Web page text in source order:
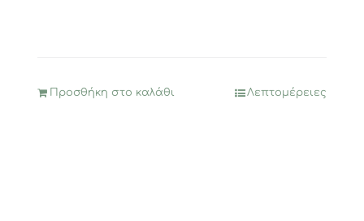
Προσθήκη στο καλάθι Λεπτομέρειες